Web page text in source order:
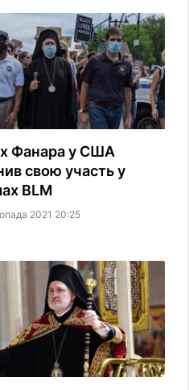
Фанара у США
свою участь у
BLM
2021 20:25